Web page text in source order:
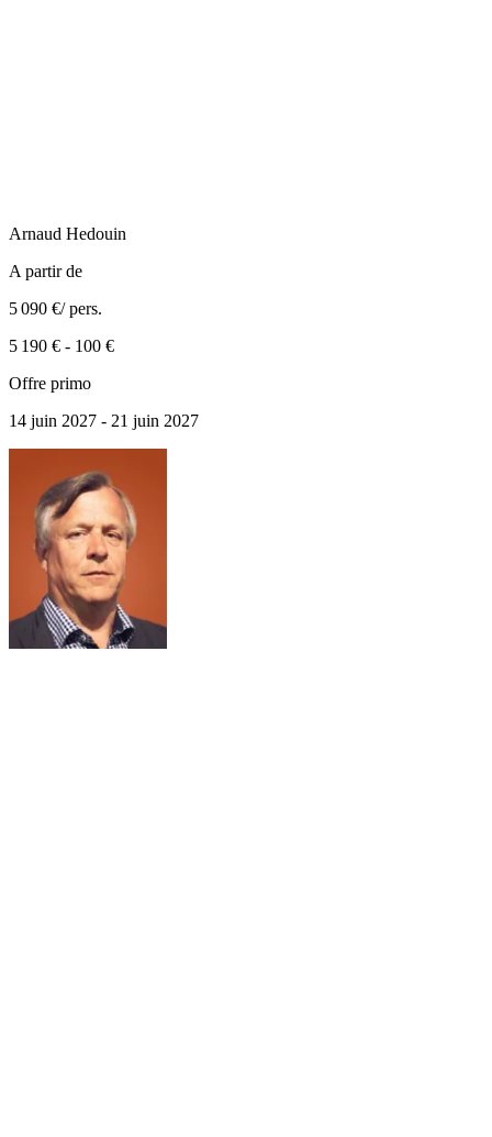
Arnaud Hedouin
A partir de
5 090 €/ pers.
5 190 € - 100 €
Offre primo
14 juin 2027 - 21 juin 2027